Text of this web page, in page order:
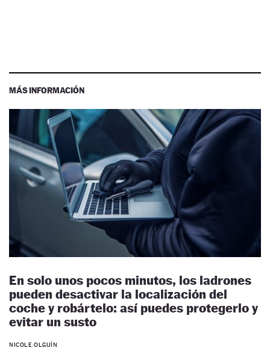
MÁS INFORMACIÓN
En solo unos pocos minutos, los ladrones
pueden desactivar la localización del
coche y robártelo: así puedes protegerlo y
evitar un susto
NICOLE OLGUÍN